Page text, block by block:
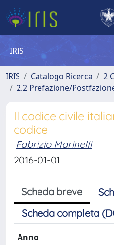
IRIS
IRIS Catalogo Ricerca
2
2.2 Prefazione/
Il codice civile
codice
Fabrizio Marinelli
2016-01-01
Scheda breve
Scheda completa
Anno